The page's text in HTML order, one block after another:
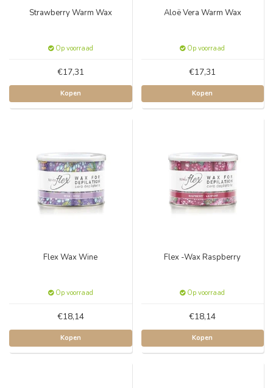
Strawberry Warm Wax
Op voorraad
€17,31
Kopen
Aloë Vera Warm Wax
Op voorraad
€17,31
Kopen
Flex Wax Wine
Op voorraad
€18,14
Kopen
Flex -Wax Raspberry
Op voorraad
€18,14
Kopen